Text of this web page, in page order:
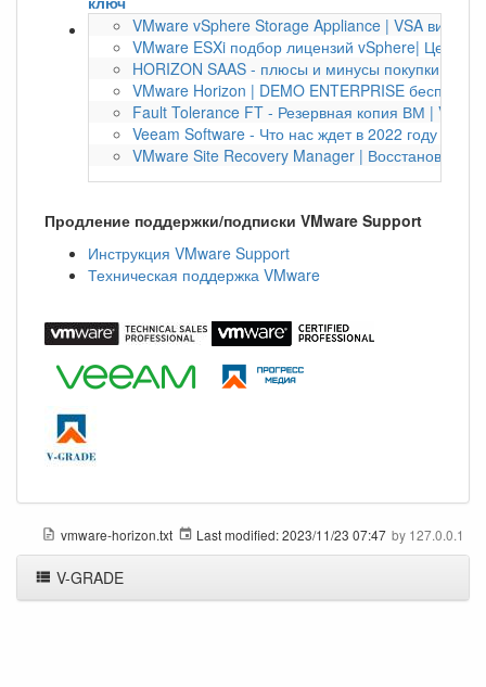
VMware vSphere Storage Appliance | VSA
VMware ESXi подбор лицензий vSphere| Цена
HORIZON SAAS - плюсы и минусы покупки по
VMware Horizon | DEMO ENTERPRISE
Fault Tolerance FT - Резервная копия ВМ |
Veeam Software - Что нас ждет в 2022 году |
VMware Site Recovery Manager | Восстановление
Продление поддержки/подписки VMware Support
Инструкция VMware Support
Техническая поддержка VMware
vmware-horizon.txt Last modified:2023/11/23 07:47 by 127.0.0.1
V-GRADE